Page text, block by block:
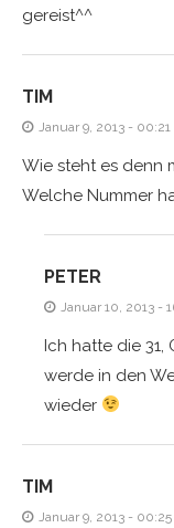
gereist^^
TIM
Januar 9, 2013 - 00:21
Wie steht es denn
Welche Nummer
PETER
Januar 10, 2013 -
Ich hatte die
werde in den
wieder
TIM
Januar 9, 2013 - 00:25